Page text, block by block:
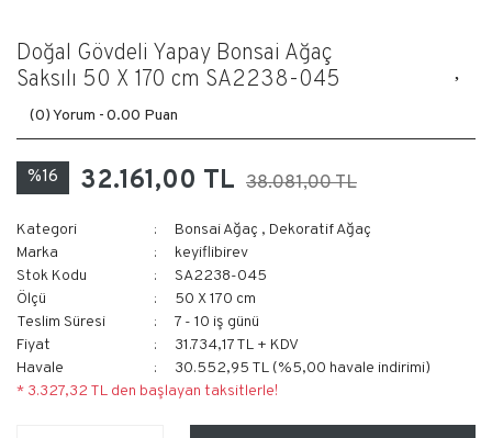
Doğal Gövdeli Yapay Bonsai Ağaç
Saksılı 50 X 170 cm SA2238-045
(0) Yorum -0.00 Puan
%16 32.161,00 TL 38.081,00 TL
Kategori Bonsai Ağaç , Dekoratif Ağaç
Marka
keyiflibirev
Stok Kodu
SA2238-045
Ölçü
50 X 170 cm
Teslim Süresi
7 - 10 iş günü
Fiyat
31.734,17 TL + KDV
Havale
30.552,95 TL (%5,00 havale indirimi)
* 3.327,32 TL den başlayan taksitlerle!